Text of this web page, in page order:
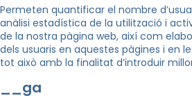
Permeten quantificar el nombre
anàlisi estadística de la utilització i
de la nostra pàgina web, així com
dels usuaris en aquestes pàgines i en
tot això amb la finalitat d’introduir
__ga